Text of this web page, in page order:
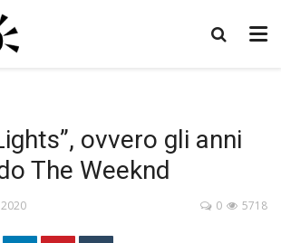
ovvero gli anni
The Weeknd
5718
0